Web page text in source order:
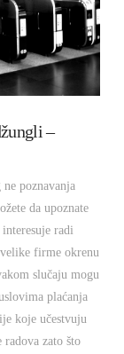
–
poznavanja
da upoznate
radi
firme okrenu
slučaju mogu
plaćanja
koje učestvuju
zato što